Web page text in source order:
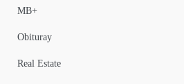
MB+
Obituray
Real Estate